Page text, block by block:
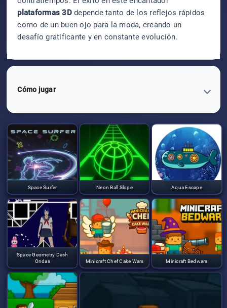
plataformas 3Ddepende tanto de los reflejos rápidos
como de un buen ojo para la moda, creando un
desafío gratificante y en constante evolución.
Cómo jugar
Space Surfer Neon Ball Slope Aqua Escape
Space Geometry Dash
Ondas
Minicraft Chef Cake Wars Minicraft Bedwars